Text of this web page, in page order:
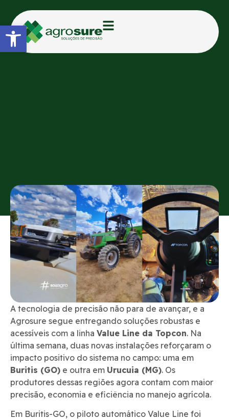
A tecnologia de precisão não para de avançar, e a
Agrosure segue entregando soluções robustas e
acessíveis com a linha Value Line da Topcon. Na
última semana, duas novas instalações reforçaram o
impacto positivo do sistema no campo: uma em
Buritis (GO) e outra em Urucuia (MG). Os
produtores dessas regiões agora contam com maior
precisão, economia e eficiência no manejo agrícola.
Em Buritis-GO, o piloto automático Value Line foi
Abrir a barra de ferramentas